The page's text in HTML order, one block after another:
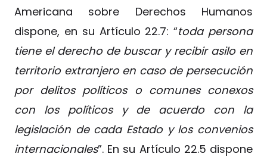
Americana sobre Derechos Humanos
dispone, en su Artículo 22.7: “toda persona
tiene el derecho de buscar y recibir asilo en
territorio extranjero en caso de persecución
por delitos políticos o comunes conexos
con los políticos y de acuerdo con la
legislación de cada Estado y los convenios
internacionales”. En su Artículo 22.5 dispone